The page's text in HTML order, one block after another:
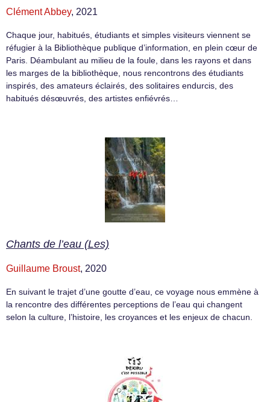
Clément Abbey, 2021
Chaque jour, habitués, étudiants et simples visiteurs viennent se
réfugier à la Bibliothèque publique d’information, en plein cœur de
Paris. Déambulant au milieu de la foule, dans les rayons et dans
les marges de la bibliothèque, nous rencontrons des étudiants
inspirés, des amateurs éclairés, des solitaires endurcis, des
habitués désœuvrés, des artistes enfiévrés…
Chants de l’eau (Les)
Guillaume Broust, 2020
En suivant le trajet d’une goutte d’eau, ce voyage nous emmène à
la rencontre des différentes perceptions de l’eau qui changent
selon la culture, l’histoire, les croyances et les enjeux de chacun.